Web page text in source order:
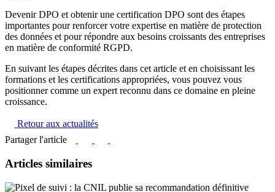
Devenir DPO et obtenir une certification DPO sont des étapes
importantes pour renforcer votre expertise en matière de protection
des données et pour répondre aux besoins croissants des entreprises
en matière de conformité RGPD.
En suivant les étapes décrites dans cet article et en choisissant les
formations et les certifications appropriées, vous pouvez vous
positionner comme un expert reconnu dans ce domaine en pleine
croissance.
Retour aux actualités
Partager l'article
Articles similaires